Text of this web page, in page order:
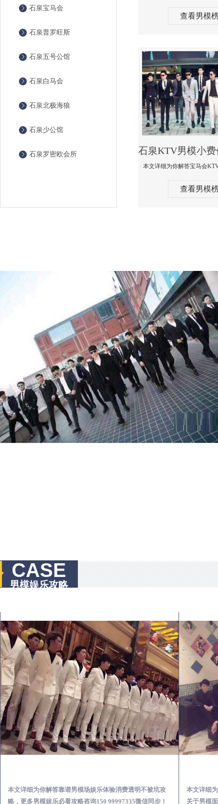
石泉宝马会
石泉普罗旺斯
石泉五号公馆
石泉白马会
石泉北极海狼
石泉少公馆
石泉罗密欧会所
查看男模
查看男模
CASE
男模娱乐攻略
本文详细为你解答靠谱男模场娱乐体验消费透明不被坑攻
略，更多男模娱乐必看攻略咨询150 99997335微信同步！
本文详细
关于男模